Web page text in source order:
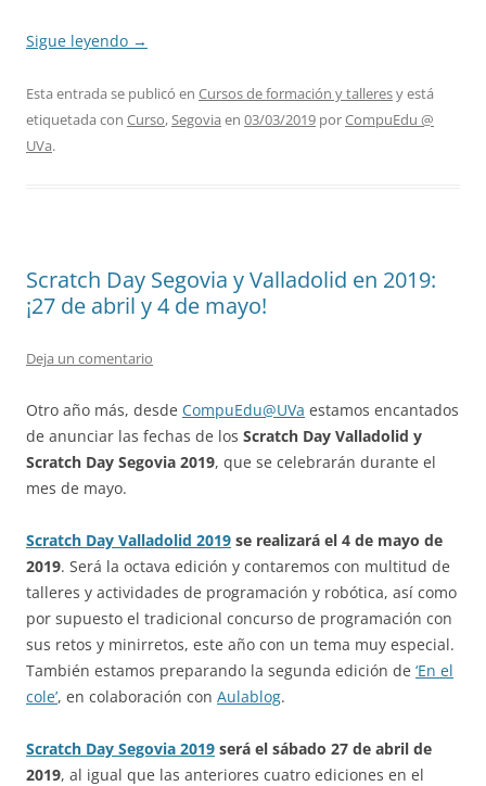
Sigue leyendo →
Esta entrada se publicó en Cursos de formación y talleresy está
etiquetada con Curso,Segovia en 03/03/2019 porCompuEdu @
UVa.
Scratch Day Segovia y Valladolid en 2019:
¡27 de abril y 4 de mayo!
Deja un comentario
Otro año más, desde CompuEdu@UVa estamos encantados
de anunciar las fechas de los Scratch Day Valladolid y
Scratch Day Segovia 2019, que se celebrarán durante el
mes de mayo.
Scratch Day Valladolid 2019 se realizará el 4 de mayo de
2019. Será la octava edición y contaremos con multitud de
talleres y actividades de programación y robótica, así como
por supuesto el tradicional concurso de programación con
sus retos y minirretos, este año con un tema muy especial.
También estamos preparando la segunda edición de ‘En el
cole’, en colaboración con Aulablog.
Scratch Day Segovia 2019 será el sábado 27 de abril de
2019, al igual que las anteriores cuatro ediciones en el